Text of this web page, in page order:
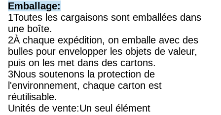
Emballage:
1Toutes les cargaisons sont emballées dans
une boîte.
2À chaque expédition, on emballe avec des
bulles pour envelopper les objets de valeur,
puis on les met dans des cartons.
3Nous soutenons la protection de
l'environnement, chaque carton est
réutilisable.
Unités de vente:Un seul élément